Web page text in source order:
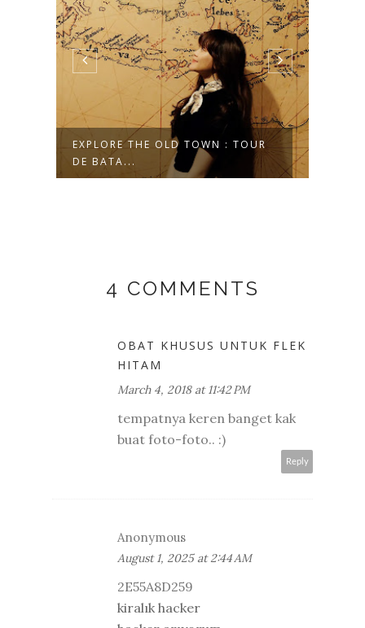
EXPLORE THE OLD TOWN : TOUR
DE BATA...
4 COMMENTS
OBAT KHUSUS UNTUK FLEK
HITAM
March 4, 2018 at 11:42 PM
tempatnya keren banget kak
buat foto-foto.. :)
Reply
Anonymous
August 1, 2025 at 2:44 AM
2E55A8D259
kiralık hacker